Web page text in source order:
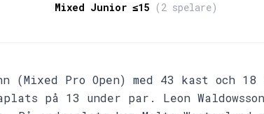
Mixed Junior ≤15 (2 spelare)
(Mixed Pro Open) med 43 kast
på 13 under par. Leon